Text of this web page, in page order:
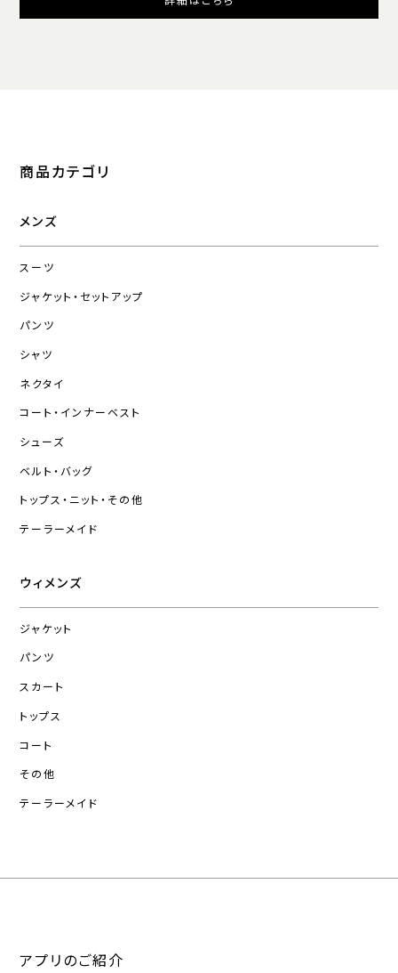
商品カテゴリ
メンズ
スーツ
ジャケット・セットアップ
パンツ
シャツ
ネクタイ
コート・インナーベスト
シューズ
ベルト・バッグ
トップス・ニット・その他
テーラーメイド
ウィメンズ
ジャケット
パンツ
スカート
トップス
コート
その他
テーラーメイド
アプリのご紹介